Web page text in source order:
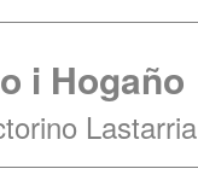
i Hogaño
Lastarria